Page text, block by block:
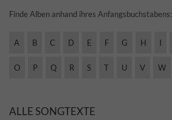
Finde Alben anhand ihres Anfangsbuchstabens:
A B C D E F G H I
O P Q R S T U V W
ALLE SONGTEXTE